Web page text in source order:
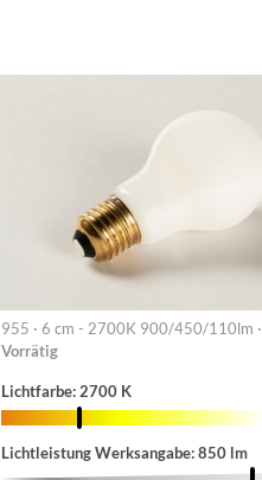
955 · 6 cm - 2700K 900/450/110lm ·
Vorrätig
Lichtfarbe: 2700 K
Lichtleistung Werksangabe: 850 lm